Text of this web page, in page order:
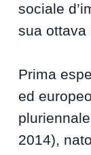
sociale
sua ottava
Prima
ed
2014),